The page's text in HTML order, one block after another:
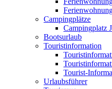
Campingplätze
Campingplatz
Bootsurlaub
Touristinformation
Tourist-
Urlaubsführer